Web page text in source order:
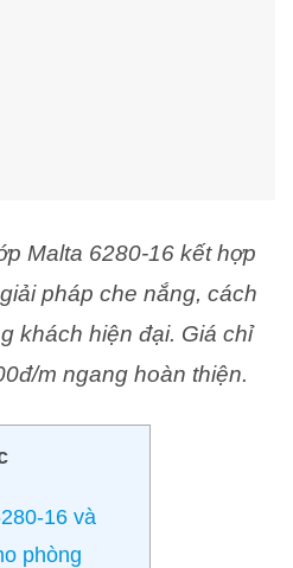
Malta 6280-16 kết hợp
pháp che nắng, cách
khách hiện đại. Giá chỉ
m ngang hoàn thiện.
16 và
phòng